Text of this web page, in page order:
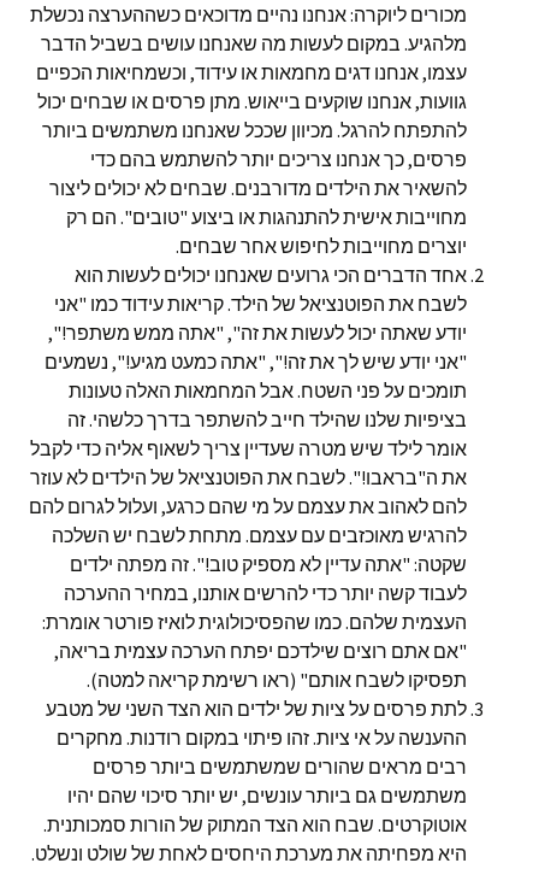
מכורים ליוקרה: אנחנו נהיים מדוכאים כשההערצה נכשלת
מלהגיע. במקום לעשות מה שאנחנו עושים בשביל הדבר
עצמו, אנחנו דגים מחמאות או עידוד, וכשמחיאות הכפיים
גוועות, אנחנו שוקעים בייאוש. מתן פרסים או שבחים יכול
להתפתח להרגל. מכיוון שככל שאנחנו משתמשים ביותר
פרסים, כך אנחנו צריכים יותר להשתמש בהם כדי
להשאיר את הילדים מדורבנים. שבחים לא יכולים ליצור
מחוייבות אישית להתנהגות או ביצוע "טובים". הם רק
יוצרים מחוייבות לחיפוש אחר שבחים.
אחד הדברים הכי גרועים שאנחנו יכולים לעשות הוא
לשבח את הפוטנציאל של הילד. קריאות עידוד כמו "אני
יודע שאתה יכול לעשות את זה", "אתה ממש משתפר!",
"אני יודע שיש לך את זה!", "אתה כמעט מגיע!", נשמעים
תומכים על פני השטח. אבל המחמאות האלה טעונות
בציפיות שלנו שהילד חייב להשתפר בדרך כלשהי. זה
אומר לילד שיש מטרה שעדיין צריך לשאוף אליה כדי לקבל
את ה"בראבו!". לשבח את הפוטנציאל של הילדים לא עוזר
להם לאהוב את עצמם על מי שהם כרגע, ועלול לגרום להם
להרגיש מאוכזבים עם עצמם. מתחת לשבח יש השלכה
שקטה: "אתה עדיין לא מספיק טוב!". זה מפתה ילדים
לעבוד קשה יותר כדי להרשים אותנו, במחיר ההערכה
העצמית שלהם. כמו שהפסיכולוגית לואיז פורטר אומרת:
"אם אתם רוצים שילדכם יפתח הערכה עצמית בריאה,
תפסיקו לשבח אותם" (ראו רשימת קריאה למטה).
לתת פרסים על ציות של ילדים הוא הצד השני של מטבע
ההענשה על אי ציות. זהו פיתוי במקום רודנות. מחקרים
רבים מראים שהורים שמשתמשים ביותר פרסים
משתמשים גם ביותר עונשים, יש יותר סיכוי שהם יהיו
אוטוקרטים. שבח הוא הצד המתוק של הורות סמכותנית.
היא מפחיתה את מערכת היחסים לאחת של שולט ונשלט.